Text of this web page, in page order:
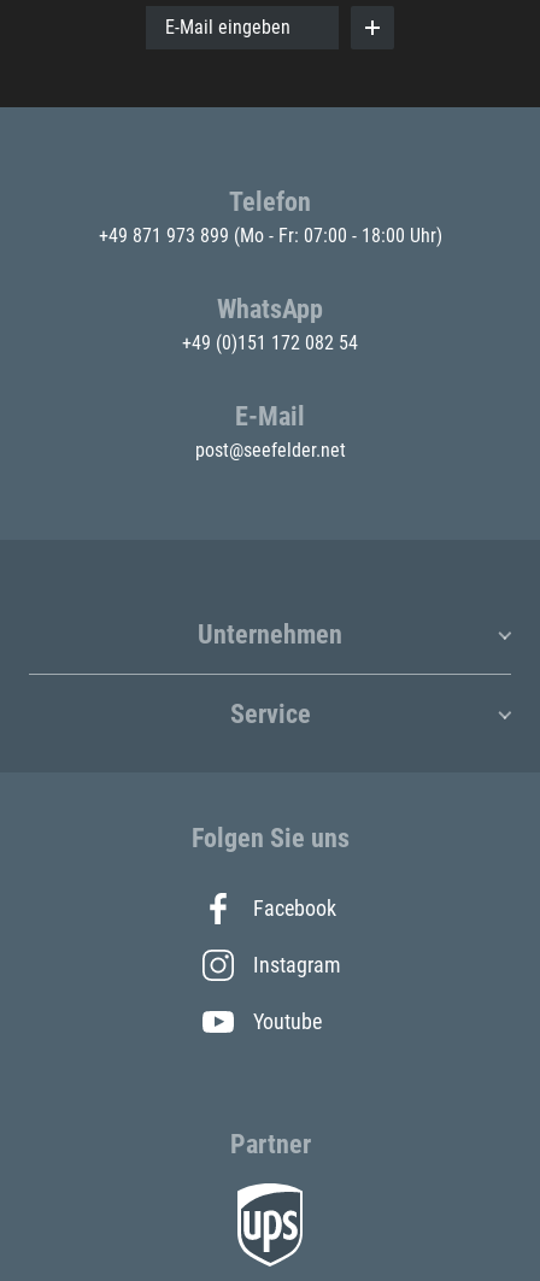
E-Mail eingeben
Telefon
+49 871 973 899 (Mo - Fr: 07:00 - 18:00 Uhr)
WhatsApp
+49 (0)151 172 082 54
E-Mail
post@seefelder.net
Unternehmen
Service
Folgen Sie uns
Facebook
Instagram
Youtube
Partner